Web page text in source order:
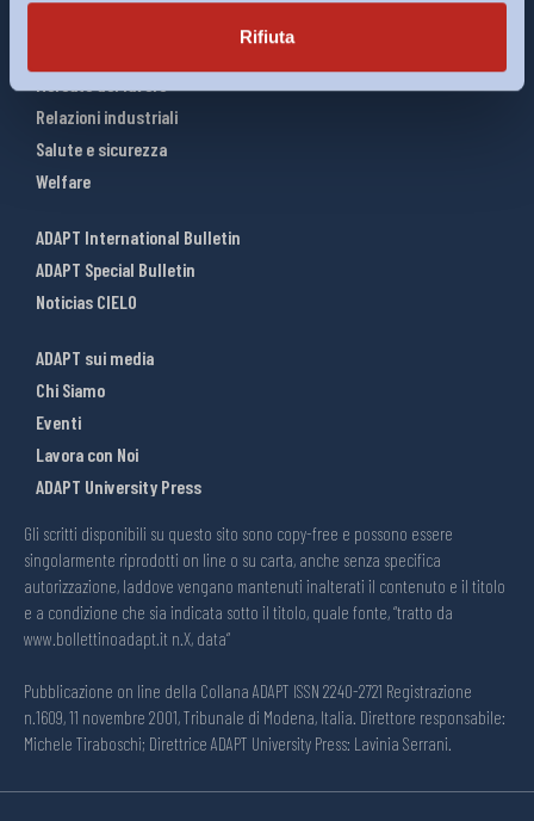
Rifiuta
Relazioni industriali
Salute e sicurezza
Welfare
ADAPT International Bulletin
ADAPT Special Bulletin
Noticias CIELO
ADAPT sui media
Chi Siamo
Eventi
Lavora con Noi
ADAPT University Press
Gli scritti disponibili su questo sito sono copy-free e possono essere
singolarmente riprodotti on line o su carta, anche senza specifica
autorizzazione, laddove vengano mantenuti inalterati il contenuto e il titolo
e a condizione che sia indicata sotto il titolo, quale fonte, “tratto da
www.bollettinoadapt.it n.X, data“
Pubblicazione on line della Collana ADAPT ISSN 2240-2721 Registrazione
n.1609, 11 novembre 2001, Tribunale di Modena, Italia. Direttore responsabile:
Michele Tiraboschi; Direttrice ADAPT University Press: Lavinia Serrani.